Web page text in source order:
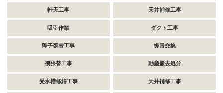
軒天工事 天井補修工事
吸引作業 ダクト工事
障子張替工事 蝶番交換
襖張替工事 動産撤去処分
受水槽修繕工事 天井補修工事